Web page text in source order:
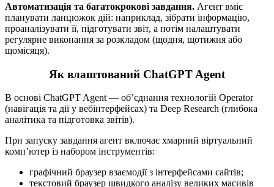
Автоматизація та багатокрокові завдання. Агент вміє
планувати ланцюжок дій: наприклад, зібрати інформацію,
проаналізувати її, підготувати звіт, а потім налаштувати
регулярне виконання за розкладом (щодня, щотижня або
щомісяця).
Як влаштований ChatGPT Agent
В основі ChatGPT Agent — об’єднання технологій Operator
(навігація та дії у вебінтерфейсах) та Deep Research (глибока
аналітика та підготовка звітів).
При запуску завдання агент включає хмарний віртуальний
комп’ютер із набором інструментів:
графічний браузер взаємодії з інтерфейсами сайтів;
текстовий браузер швидкого аналізу великих масивів